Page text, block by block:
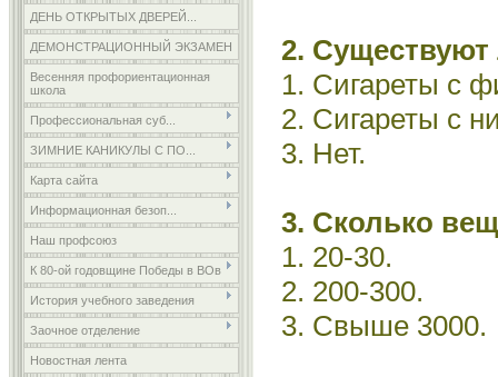
ДЕНЬ ОТКРЫТЫХ ДВЕРЕЙ...
ДЕМОНСТРАЦИОННЫЙ ЭКЗАМЕН
Весенняя профориентационная
школа
Профессиональная суб...
ЗИМНИЕ КАНИКУЛЫ С ПО...
Карта сайта
Информационная безоп...
Наш профсоюз
К 80-ой годовщине Победы в ВОв
История учебного заведения
Заочное отделение
Новостная лента
2. Существуют
1. Сигареты с
2. Сигареты с
3. Нет.
3. Сколько
1. 20-30.
2. 200-300.
3. Свыше 3000.